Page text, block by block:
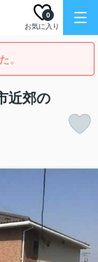
お気に入り
0
。
郊の